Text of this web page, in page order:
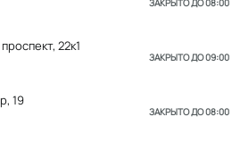
ЗАКРЫТО ДО 08:00
22к1
ЗАКРЫТО ДО 09:00
19
ЗАКРЫТО ДО 08:00